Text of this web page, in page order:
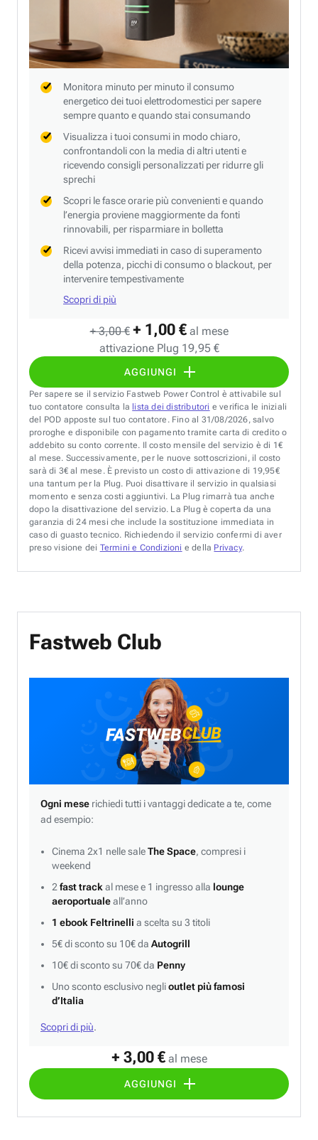
+ 3,00 € + 1,00 € al mese
attivazione Plug 19,95 €
AGGIUNGI
Monitora minuto per minuto il consumo
energetico dei tuoi elettrodomestici per sapere
sempre quanto e quando stai consumando
Visualizza i tuoi consumi in modo chiaro,
confrontandoli con la media di altri utenti e
ricevendo consigli personalizzati per ridurre gli
sprechi
Scopri le fasce orarie più convenienti e quando
l’energia proviene maggiormente da fonti
rinnovabili, per risparmiare in bolletta
Ricevi avvisi immediati in caso di superamento
della potenza, picchi di consumo o blackout, per
intervenire tempestivamente
Scopri di più
Per sapere se il servizio Fastweb Power Control è attivabile sul
tuo contatore consulta la lista dei distributori e verifica le iniziali
del POD apposte sul tuo contatore. Fino al 31/08/2026, salvo
proroghe e disponibile con pagamento tramite carta di credito o
addebito su conto corrente. Il costo mensile del servizio è di 1€
al mese. Successivamente, per le nuove sottoscrizioni, il costo
sarà di 3€ al mese. È previsto un costo di attivazione di 19,95€
una tantum per la Plug. Puoi disattivare il servizio in qualsiasi
momento e senza costi aggiuntivi. La Plug rimarrà tua anche
dopo la disattivazione del servizio. La Plug è coperta da una
garanzia di 24 mesi che include la sostituzione immediata in
caso di guasto tecnico. Richiedendo il servizio confermi di aver
preso visione dei Termini e Condizioni e della Privacy.
Fastweb Club
+ 3,00 € al mese
AGGIUNGI
Ogni mese richiedi tutti i vantaggi dedicate a te, come
ad esempio:
Cinema 2x1 nelle saleThe Space, compresi i
weekend
2 fast track al mese e 1 ingresso alla lounge
aeroportualeall’anno
1 ebook Feltrinelli a scelta su 3 titoli
5€ di sconto su 10€ da Autogrill
10€ di sconto su 70€ da Penny
Uno sconto esclusivo neglioutlet più famosi
d’Italia
Scopri di più.